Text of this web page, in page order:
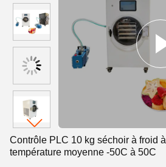
Contrôle PLC 10 kg séchoir à froid
température moyenne -50C à 50C